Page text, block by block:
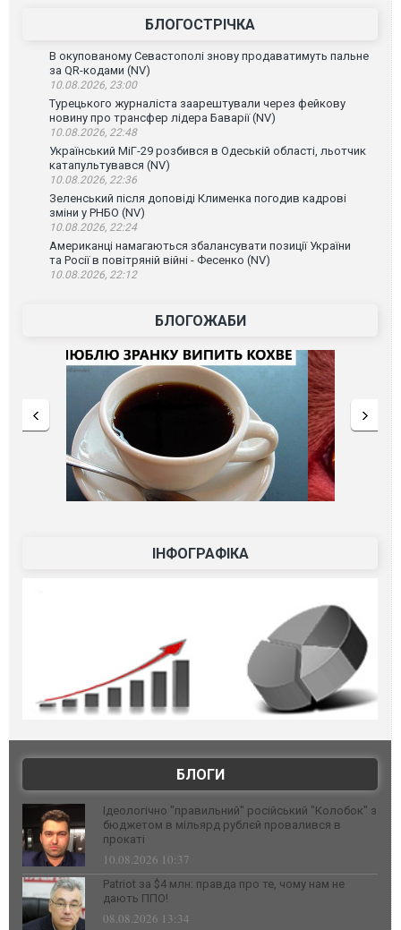
БЛОГОСТРІЧКА
В окупованому Севастополі знову продаватимуть пальне
за QR-кодами (NV)
10.08.2026, 23:00
Турецького журналіста заарештували через фейкову
новину про трансфер лідера Баварії (NV)
10.08.2026, 22:48
Український МіГ-29 розбився в Одеській області, льотчик
катапультувався (NV)
10.08.2026, 22:36
Зеленський після доповіді Клименка погодив кадрові
зміни у РНБО (NV)
10.08.2026, 22:24
Американці намагаються збалансувати позиції України
та Росії в повітряній війні - Фесенко (NV)
10.08.2026, 22:12
БЛОГОЖАБИ
ІНФОГРАФІКА
БЛОГИ
Ідеологічно "правильний" російський "Колобок" з
бюджетом в мільярд рублєй провалився в
прокаті
10.08.2026 10:37
Patriot за $4 млн: правда про те, чому нам не
дають ППО!
08.08.2026 13:34